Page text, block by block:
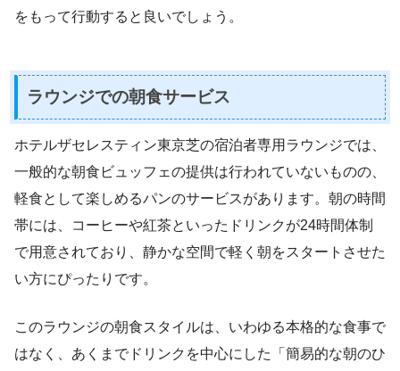
をもって行動すると良いでしょう。
ラウンジでの朝食サービス
ホテルザセレスティン東京芝の宿泊者専用ラウンジでは、
一般的な朝食ビュッフェの提供は行われていないものの、
軽食として楽しめるパンのサービスがあります。朝の時間
帯には、コーヒーや紅茶といったドリンクが24時間体制
で用意されており、静かな空間で軽く朝をスタートさせた
い方にぴったりです。
このラウンジの朝食スタイルは、いわゆる本格的な食事で
はなく、あくまでドリンクを中心にした「簡易的な朝のひ